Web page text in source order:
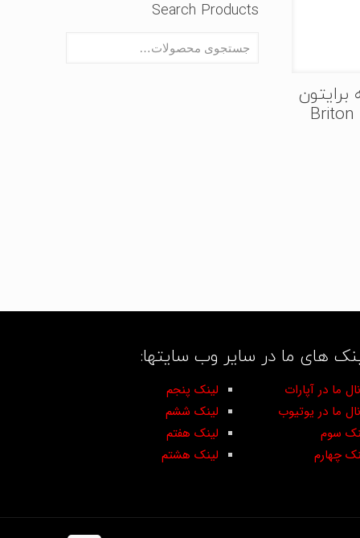
Briton
Search Products
های ما در سایر وب سایتها:
لینک پنجم
لینک ششم
لینک هفتم
لینک هشتم
ما در آپارات
ما در یوتیوب
سوم
چهارم